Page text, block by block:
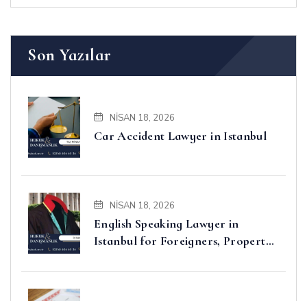
Son Yazılar
NISAN 18, 2026
Car Accident Lawyer in Istanbul
NISAN 18, 2026
English Speaking Lawyer in
Istanbul for Foreigners, Property,